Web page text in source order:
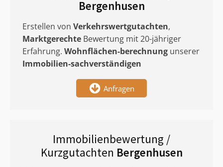
Bergenhusen
Erstellen von Verkehrswertgutachten,
Marktgerechte Bewertung mit 20-jähriger
Erfahrung. Wohnflächen-berechnung unserer
Immobilien-sachverständigen
Anfragen
Immobilienbewertung /
Kurzgutachten Bergenhusen